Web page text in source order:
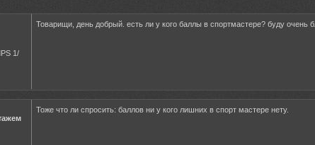
1/
Товарищи, день добрый. есть ли у кого баллы в спортмастере? буду очень
Тоже что ли спросить: баллов ни у кого лишних в спорт мастере нету.